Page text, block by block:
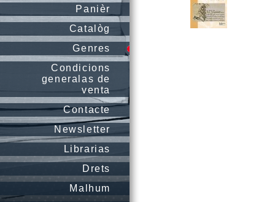
Panièr
Catalòg
Genres
Condicions
generalas de
venta
Contacte
Newsletter
Librarias
Drets
Malhum